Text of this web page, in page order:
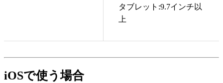
タブレット:9.7インチ以
上
iOSで使う場合